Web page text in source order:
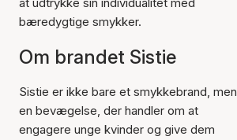
bæredygtige smykker.
Om brandet Sistie
Sistie er ikke bare et smykkebrand, men
en bevægelse, der handler om at
engagere unge kvinder og give dem